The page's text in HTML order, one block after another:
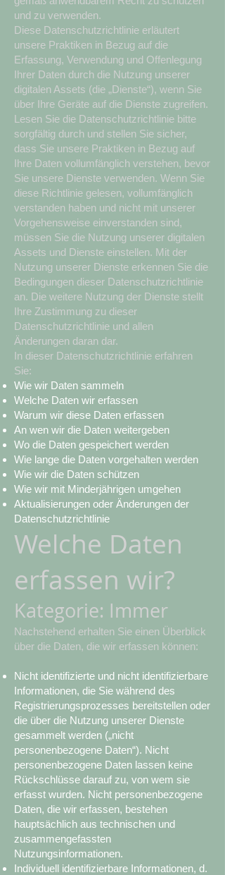
und zu verwenden.
Diese Datenschutzrichtlinie erläutert
unsere Praktiken in Bezug auf die
Erfassung, Verwendung und Offenlegung
Ihrer Daten durch die Nutzung unserer
digitalen Assets (die „Dienste“), wenn Sie
über Ihre Geräte auf die Dienste zugreifen.
Lesen Sie die Datenschutzrichtlinie bitte
sorgfältig durch und stellen Sie sicher,
dass Sie unsere Praktiken in Bezug auf
Ihre Daten vollumfänglich verstehen, bevor
Sie unsere Dienste verwenden. Wenn Sie
diese Richtlinie gelesen, vollumfänglich
verstanden haben und nicht mit unserer
Vorgehensweise einverstanden sind,
müssen Sie die Nutzung unserer digitalen
Assets und Dienste einstellen. Mit der
Nutzung unserer Dienste erkennen Sie die
Bedingungen dieser Datenschutzrichtlinie
an. Die weitere Nutzung der Dienste stellt
Ihre Zustimmung zu dieser
Datenschutzrichtlinie und allen
Änderungen daran dar.
In dieser Datenschutzrichtlinie erfahren
Sie:
Wie wir Daten sammeln
Welche Daten wir erfassen
Warum wir diese Daten erfassen
An wen wir die Daten weitergeben
Wo die Daten gespeichert werden
Wie lange die Daten vorgehalten werden
Wie wir die Daten schützen
Wie wir mit Minderjährigen umgehen
Aktualisierungen oder Änderungen der
Datenschutzrichtlinie
Welche Daten
erfassen wir?
Kategorie: Immer
Nachstehend erhalten Sie einen Überblick
über die Daten, die wir erfassen können:
Nicht identifizierte und nicht identifizierbare
Informationen, die Sie während des
Registrierungsprozesses bereitstellen oder
die über die Nutzung unserer Dienste
gesammelt werden („nicht
personenbezogene Daten“). Nicht
personenbezogene Daten lassen keine
Rückschlüsse darauf zu, von wem sie
erfasst wurden. Nicht personenbezogene
Daten, die wir erfassen, bestehen
hauptsächlich aus technischen und
zusammengefassten
Nutzungsinformationen.
Individuell identifizierbare Informationen, d.